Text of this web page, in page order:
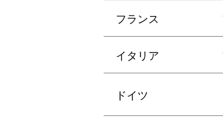
フランス
イタリア
ドイツ